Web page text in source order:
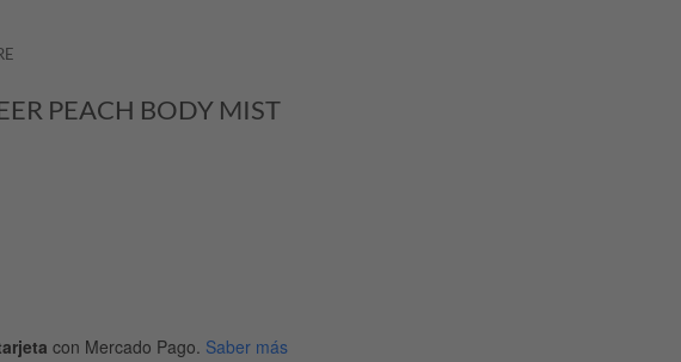
PEACH BODY MIST
con Mercado Pago. Saber más